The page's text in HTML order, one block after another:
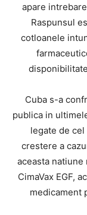
apare
Raspunsul
cotloanele
Cuba s-a
publica in
legate de
crestere a
aceasta
CimaVax EGF,
medicament